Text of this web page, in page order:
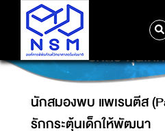
นักสมองพบ แพเรนตีส
รักกระตุ้นเ
นักสมองพบ แพเรนตีส
รักกระตุ้นเด็กให้พัฒนา